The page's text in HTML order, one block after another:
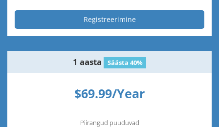
Registreerimine
1 aasta Säästa 40%
$69.99/Year
Piirangud puuduvad